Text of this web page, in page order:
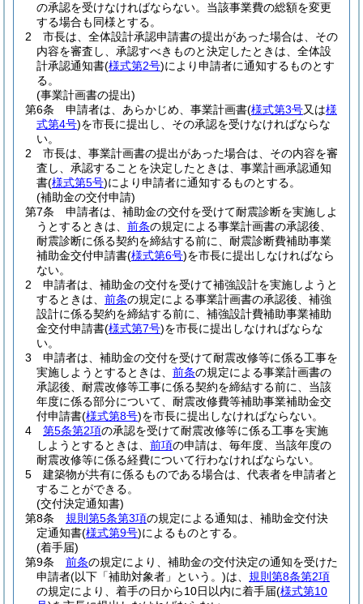
の承認を受けなければならない。 当該事業費の総額を変更
する場合も同様とする。
2
市長は、全体設計承認申請書の提出があった場合は、その
内容を審査し、承認すべきものと決定したときは、全体設
計承認通知書(様式第2号)により申請者に通知するものとす
る。
(事業計画書の提出)
第6条
申請者は、あらかじめ、事業計画書(様式第3号又は様
式第4号)を市長に提出し、その承認を受けなければならな
い。
2
市長は、事業計画書の提出があった場合は、その内容を審
査し、承認することを決定したときは、事業計画承認通知
書(様式第5号)により申請者に通知するものとする。
(補助金の交付申請)
第7条
申請者は、補助金の交付を受けて耐震診断を実施しよ
うとするときは、 前条の規定による事業計画書の承認後、
耐震診断に係る契約を締結する前に、耐震診断費補助事業
補助金交付申請書(様式第6号)を市長に提出しなければなら
ない。
2
申請者は、補助金の交付を受けて補強設計を実施しようと
するときは、 前条の規定による事業計画書の承認後、補強
設計に係る契約を締結する前に、補強設計費補助事業補助
金交付申請書(様式第7号)を市長に提出しなければならな
い。
3
申請者は、補助金の交付を受けて耐震改修等に係る工事を
実施しようとするときは、 前条の規定による事業計画書の
承認後、耐震改修等工事に係る契約を締結する前に、当該
年度に係る部分について、耐震改修費等補助事業補助金交
付申請書(様式第8号)を市長に提出しなければならない。
4
第5条第2項の承認を受けて耐震改修等に係る工事を実施
しようとするときは、 前項の申請は、毎年度、当該年度の
耐震改修等に係る経費について行わなければならない。
5
建築物が共有に係るものである場合は、代表者を申請者と
することができる。
(交付決定通知書)
第8条
規則第5条第3項の規定による通知は、補助金交付決
定通知書(様式第9号)によるものとする。
(着手届)
第9条
前条の規定により、補助金の交付決定の通知を受けた
申請者(以下「補助対象者」という。)は、 規則第8条第2項
の規定により、着手の日から10日以内に着手届(様式第10